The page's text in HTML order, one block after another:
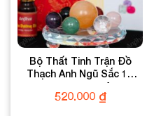
Bộ Thất Tinh Trận Đồ
Thạch Anh Ngũ Sắc 1A
10cm 128-0781A-10
520.000₫